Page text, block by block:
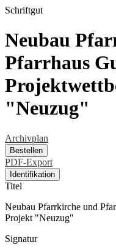
Schriftgut
Neubau
Pfarrhaus
"Neuzug"
Archivplan
Bestellen
PDF-Export
Identifikation
Titel
Neubau Pfarrkirche und
Projekt "Neuzug"
Signatur